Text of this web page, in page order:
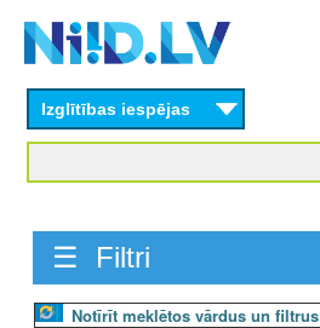
content
Izglītības iespējas
☰ Filtri
Notīrīt meklētos vārdus un filtrus